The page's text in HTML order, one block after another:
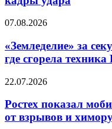
дамбу,
кадры
«Земледелие»
секунды
создало
«поле
где
техника
ВСУ
07.08.2026
«Земледелие» за
где сгорела
Ростех
мобильные
для
22.07.2026
Ростех показал
от взрывов и